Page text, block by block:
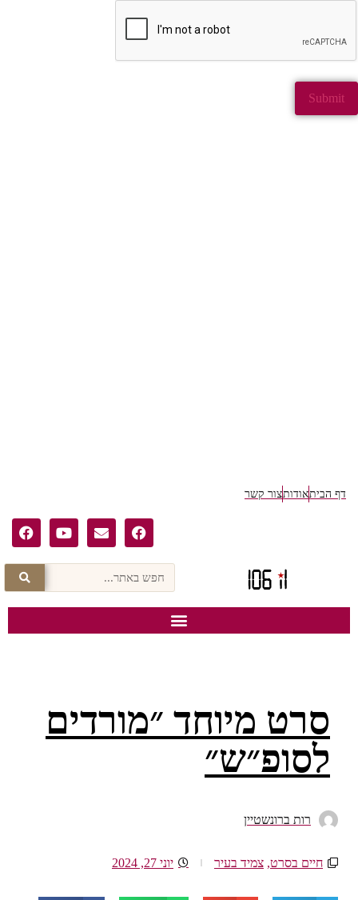
דף הביתאודותצור קשר
סרט מיוחד ״מורדים
לסופ״ש״
רות ברונשטיין
חיים בסרט, צמיד בעיר יוני 27, 2024